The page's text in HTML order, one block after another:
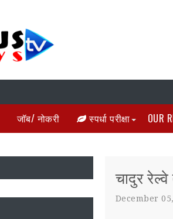
जॉब/ नोकरी स्पर्धा परीक्षा OUR
चादुर
December